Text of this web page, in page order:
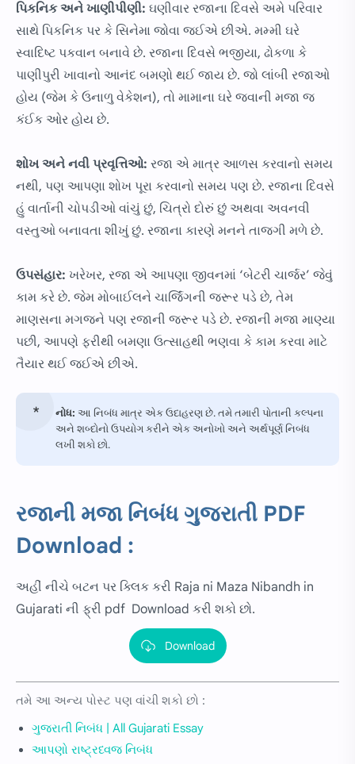
પિકનિક અને ખાણીપીણી: ઘણીવાર રજાના દિવસે અમે પરિવાર
સાથે પિકનિક પર કે સિનેમા જોવા જઈએ છીએ. મમ્મી ઘરે
સ્વાદિષ્ટ પકવાન બનાવે છે. રજાના દિવસે ભજીયા, ઢોકળા કે
પાણીપુરી ખાવાનો આનંદ બમણો થઈ જાય છે. જો લાંબી રજાઓ
હોય (જેમ કે ઉનાળુ વેકેશન), તો મામાના ઘરે જવાની મજા જ
કંઈક ઓર હોય છે.
શોખ અને નવી પ્રવૃત્તિઓ: રજા એ માત્ર આળસ કરવાનો સમય
નથી, પણ આપણા શોખ પૂરા કરવાનો સમય પણ છે. રજાના દિવસે
હું વાર્તાની ચોપડીઓ વાંચું છું, ચિત્રો દોરું છું અથવા અવનવી
વસ્તુઓ બનાવતા શીખું છું. રજાના કારણે મનને તાજગી મળે છે.
ઉપસંહાર: ખરેખર, રજા એ આપણા જીવનમાં ‘બેટરી ચાર્જર’ જેવું
કામ કરે છે. જેમ મોબાઈલને ચાર્જિંગની જરૂર પડે છે, તેમ
માણસના મગજને પણ રજાની જરૂર પડે છે. રજાની મજા માણ્યા
પછી, આપણે ફરીથી બમણા ઉત્સાહથી ભણવા કે કામ કરવા માટે
તૈયાર થઈ જઈએ છીએ.
નોધ: આ નિબંધ માત્ર એક ઉદાહરણ છે. તમે તમારી પોતાની કલ્પના
અને શબ્દોનો ઉપયોગ કરીને એક અનોખો અને અર્થપૂર્ણ નિબંધ
લખી શકો છો.
રજાની મજા નિબંધ ગુજરાતી PDF
Download :
અહીં નીચે બટન પર ક્લિક કરી Raja ni Maza Nibandh in
Gujarati ની ફ્રી pdf Download કરી શકો છો.
Download
તમે આ અન્ય પોસ્ટ પણ વાંચી શકો છો :
ગુજરાતી નિબંધ | All Gujarati Essay
આપણો રાષ્ટ્રધ્વજ નિબંધ